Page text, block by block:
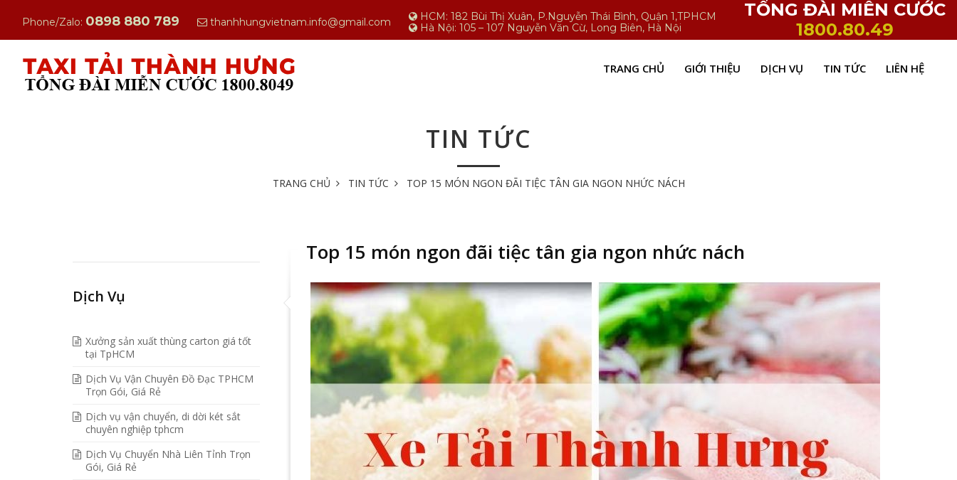
Phone/Zalo: 0898 880 789 thanhhungvietnam.info@gmail.com
HCM: 182 Bùi Thị Xuân, P.Nguyễn Thái Bình, Quận 1,TPHCM
Hà Nội: 105 – 107 Nguyễn Văn Cừ, Long Biên, Hà Nội
TỔNG ĐÀI MIỄN CƯỚC
1800.80.49
TRANG CHỦ GIỚI THIỆU DỊCH VỤ TIN TỨC LIÊN HỆ
TIN TỨC
TRANG CHỦ TIN TỨC TOP 15 MÓN NGON ĐÃI TIỆC TÂN GIA NGON NHỨC NÁCH
Dịch Vụ
Xưởng sản xuất thùng carton giá tốt
tại TpHCM
Dịch Vụ Vận Chuyên Đồ Đạc TPHCM
Trọn Gói, Giá Rẻ
Dịch vụ vận chuyển, di dời két sắt
chuyên nghiệp tphcm
Dịch Vụ Chuyển Nhà Liên Tỉnh Trọn
Gói, Giá Rẻ
Top 15 món ngon đãi tiệc tân gia ngon nhức nách